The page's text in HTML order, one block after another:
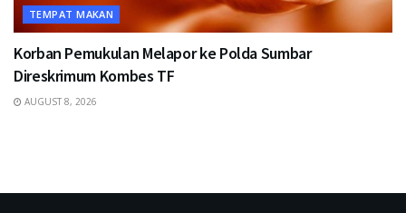
TEMPAT MAKAN
Korban Pemukulan Melapor ke Polda Sumbar
Direskrimum Kombes TF
AUGUST 8, 2026